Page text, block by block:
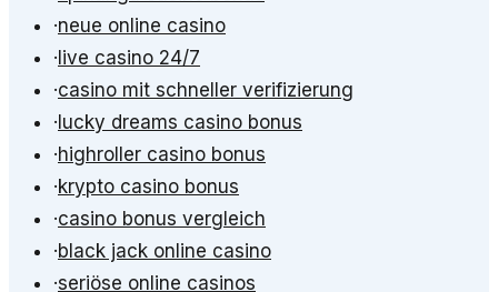
·neue online casino
· live casino 24/7
·casino mit schneller verifizierung
· lucky dreams casino bonus
·highroller casino bonus
·krypto casino bonus
·casino bonus vergleich
·black jack online casino
·seriöse online casinos